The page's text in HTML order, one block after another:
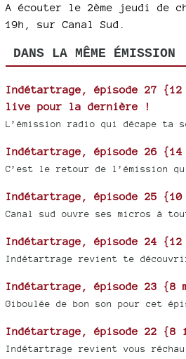
A écouter le 2ème jeudi de
19h, sur Canal Sud.
DANS LA MÊME ÉMISSION
Indétartrage, épisode 27
live pour la dernière !
L’émission radio qui décape ta
Indétartrage, épisode 26
C’est le retour de l’émission
Indétartrage, épisode 25 {10
Canal sud ouvre ses micros à
Indétartrage, épisode 24
Indétartrage revient te
Indétartrage, épisode 23 {8
Giboulée de bon son pour cet
Indétartrage, épisode 22 {8
Indétartrage revient vous